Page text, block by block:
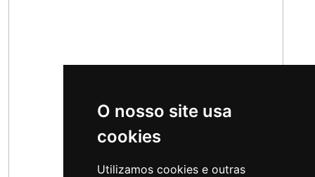
O nosso site usa
cookies
Utilizamos cookies e outras